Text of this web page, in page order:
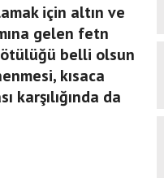
için altın ve
gelen fetn
belli olsun
kısaca
da